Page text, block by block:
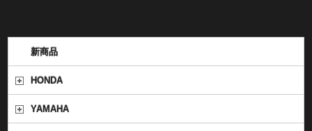
新商品
HONDA
YAMAHA